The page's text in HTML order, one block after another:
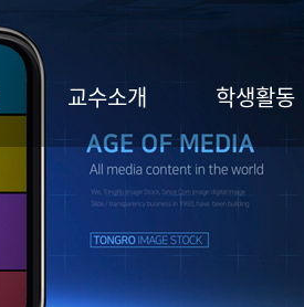
교수소개 학생활동